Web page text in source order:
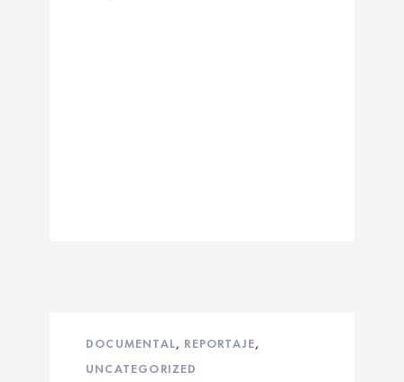
DOCUMENTAL, REPORTAJE,
UNCATEGORIZED